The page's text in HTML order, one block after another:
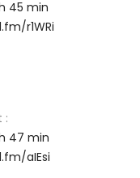
45 min
r1WRi
:
47 min
aIEsi